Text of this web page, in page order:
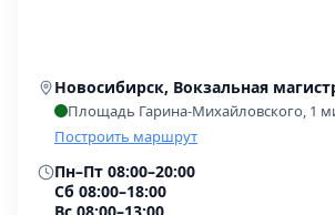
Новосибирск, Вокзальная
Площадь Гарина-Михайловского, 1
Построить маршрут
Пн–Пт 08:00–20:00
Сб 08:00–18:00